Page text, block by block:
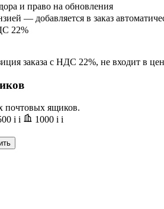
и право на обновления
— добавляется в заказ
22%
заказа с НДС 22%, не входит в
почтовых ящиков.
i i 1000 i i